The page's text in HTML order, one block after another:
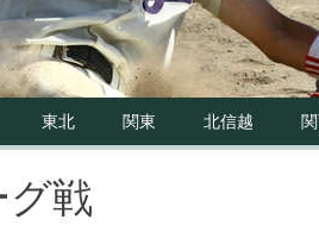
東北 関東 北信越
戦